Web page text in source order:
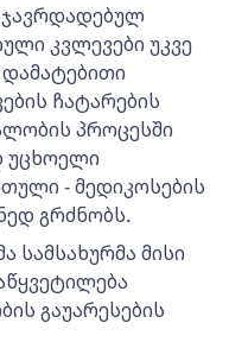
კვლევები უკვე
ჩატარების
პროცესში
უცხოელი
- მედიკოსების
გრძნობს.
სამსახურმა მისი
გაუარესების